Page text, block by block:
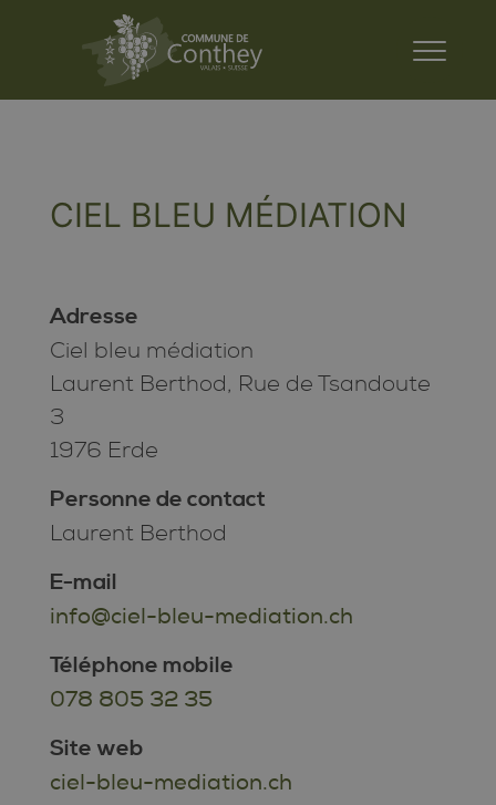
CIEL BLEU MÉDIATION
Adresse
Ciel bleu médiation
Laurent Berthod, Rue de Tsandoute
3
1976 Erde
Personne de contact
Laurent Berthod
E-mail
info@ciel-bleu-mediation.ch
Téléphone mobile
078 805 32 35
Site web
ciel-bleu-mediation.ch